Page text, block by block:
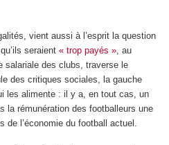
vient aussi à l’esprit la question
seraient « trop payés » , au
salariale des clubs, traverse le
des critiques sociales, la gauche
les alimente : il y a, en tout cas, un
la rémunération des footballeurs une
l’économie du football actuel.